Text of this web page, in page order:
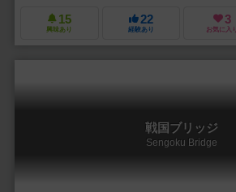
15
興味あり
22
経験あり
3
お気に入り
戦国ブリッジ
Sengoku Bridge